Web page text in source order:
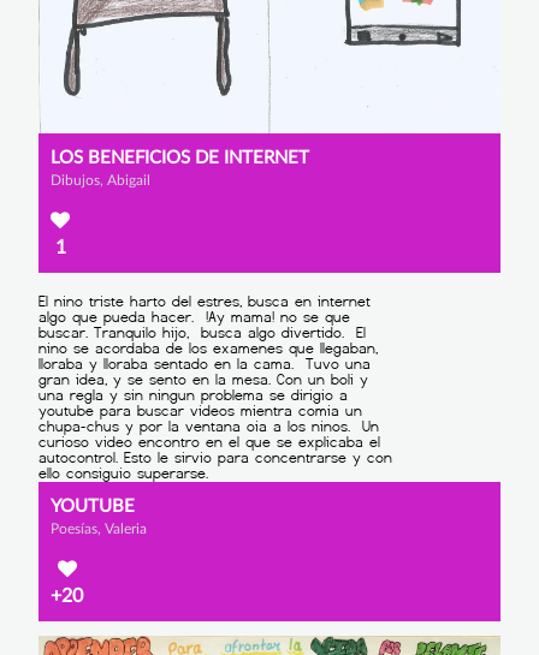
LOS BENEFICIOS DE INTERNET
Dibujos, Abigail
1
YOUTUBE
Poesías, Valeria
+20